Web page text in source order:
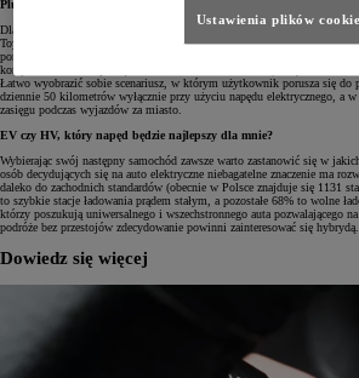
Plug in czyli hybryda, którą można podłączyć
Dla osób, które poszukują hybrydy wzbogaconej o manualną funkcję
Toyota ma w ofercie model Prius Plug-in. To wyjątkowe auto łączy w
porównywalny z autami tradycyjnymi, bogate wyposażenie oraz cichą i
korzyści możliwość podłączenia auta do źródła zasilania, dzięki czemu
Łatwo wyobrazić sobie scenariusz, w którym użytkownik porusza się do
dziennie 50 kilometrów wyłącznie przy użyciu napędu elektrycznego, a
zasięgu podczas wyjazdów za miasto.
EV czy HV, który napęd będzie najlepszy dla mnie?
Wybierając swój następny samochód zawsze warto zastanowić się w
osób decydujących się na auto elektryczne niebagatelne znaczenie ma
daleko do zachodnich standardów (obecnie w Polsce znajduje się 1131
to szybkie stacje ładowania prądem stałym, a pozostałe 68% to wolne
którzy poszukują uniwersalnego i wszechstronnego auta pozwalającego
podróże bez przestojów zdecydowanie powinni zainteresować się hybrydą.
Dowiedz się więcej
Ustawienia plików cookie